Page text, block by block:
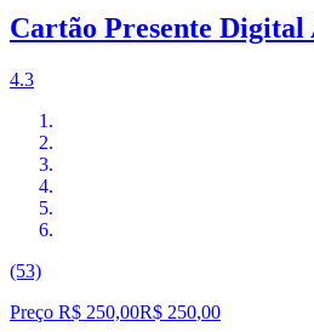
Cartão Presente Digital
4.3
(53)
Preço R$ 250,00R$ 250,00